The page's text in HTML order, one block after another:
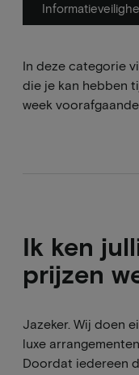
In deze categorie
die je kan hebben
week
Ik ken
prijzen
Jazeker. Wij doen
luxe
Doordat iedereen